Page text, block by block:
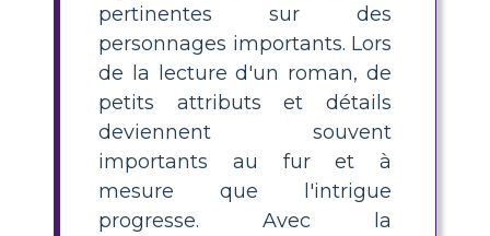
pertinentes sur des
personnages importants. Lors
de la lecture d'un roman, de
petits attributs et détails
deviennent souvent
importants au fur et à
mesure que l'intrigue
progresse. Avec la